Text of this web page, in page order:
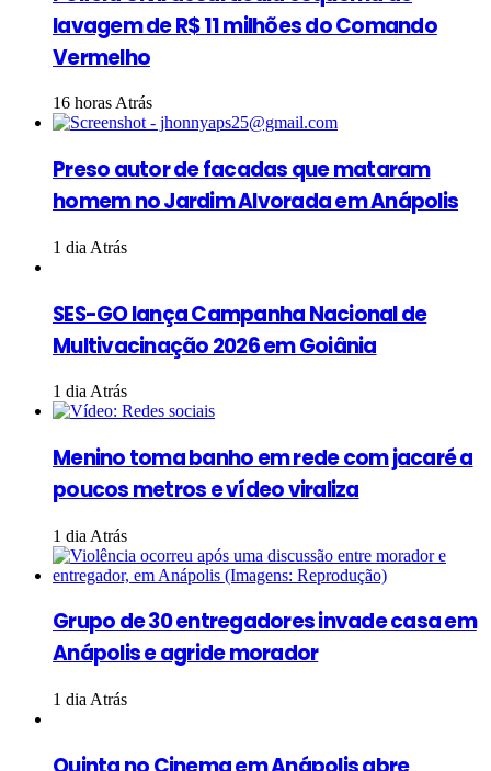
lavagem de R$ 11 milhões do Comando
Vermelho
16 horas Atrás
Preso autor de facadas que mataram
homem no Jardim Alvorada em Anápolis
1 dia Atrás
SES-GO lança Campanha Nacional de
Multivacinação 2026 em Goiânia
1 dia Atrás
Menino toma banho em rede com jacaré a
poucos metros e vídeo viraliza
1 dia Atrás
Grupo de 30 entregadores invade casa em
Anápolis e agride morador
1 dia Atrás